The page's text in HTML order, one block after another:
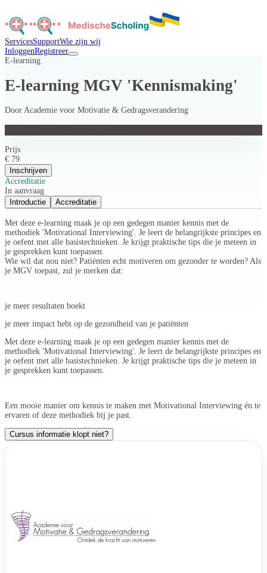
ServicesSupportWie zijn wij
InloggenRegistreer
E-learning
E-learning MGV 'Kennismaking'
Door Academie voor Motivatie & Gedragsverandering
Prijs
€ 79
Inschrijven
Accreditatie
In aanvraag
Introductie
Accreditatie
Met deze e-learning maak je op een gedegen manier kennis met de
methodiek 'Motivational Interviewing'. Je leert de belangrijkste principes en
je oefent met alle basistechnieken. Je krijgt praktische tips die je meteen in
je gesprekken kunt toepassen.
Wie wil dat nou niet? Patiënten echt motiveren om gezonder te worden? Als
je MGV toepast, zul je merken dat:
je meer resultaten boekt
je meer impact hebt op de gezondheid van je patiënten
Met deze e-learning maak je op een gedegen manier kennis met de
methodiek 'Motivational Interviewing'. Je leert de belangrijkste principes en
je oefent met alle basistechnieken. Je krijgt praktische tips die je meteen in
je gesprekken kunt toepassen.
Een mooie manier om kennis te maken met Motivational Interviewing én te
ervaren of deze methodiek bij je past.
Cursus informatie klopt niet?